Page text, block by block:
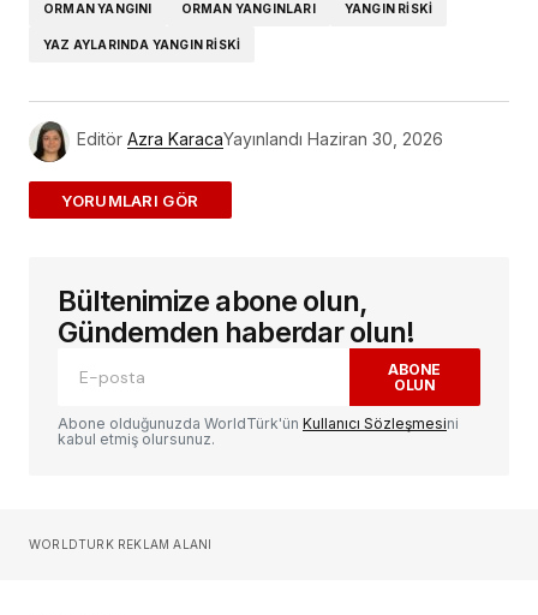
ORMAN YANGINI ORMAN YANGINLARI YANGIN RISKI
YAZ AYLARINDA YANGIN RISKI
Editör Azra KaracaYayınlandı Haziran 30, 2026
ADD A COMMENT
E-posta adresiniz yayınlanmayacak.
alanlar*ile işaretlenmişlerdir
Yorum
Sizin adınız*
Bültenimize abone olun,
Gündemden haberdar olun!
ABONE
OLUN
Abone olduğunuzda WorldTürk'ün Kullanıcı Sözleşmesini
kabul etmiş olursunuz.
WORLDTURK REKLAM ALANI